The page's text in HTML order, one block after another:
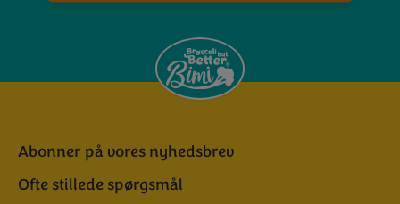
Abonner på vores nyhedsbrev
Ofte stillede spørgsmål